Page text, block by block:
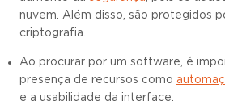
nuvem. Além disso, são protegidos
criptografia.
Ao procurar por um software, é
presença de recursos como
e a usabilidade da interface.